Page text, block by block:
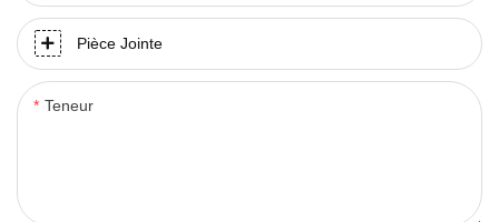
Pièce Jointe
Teneur